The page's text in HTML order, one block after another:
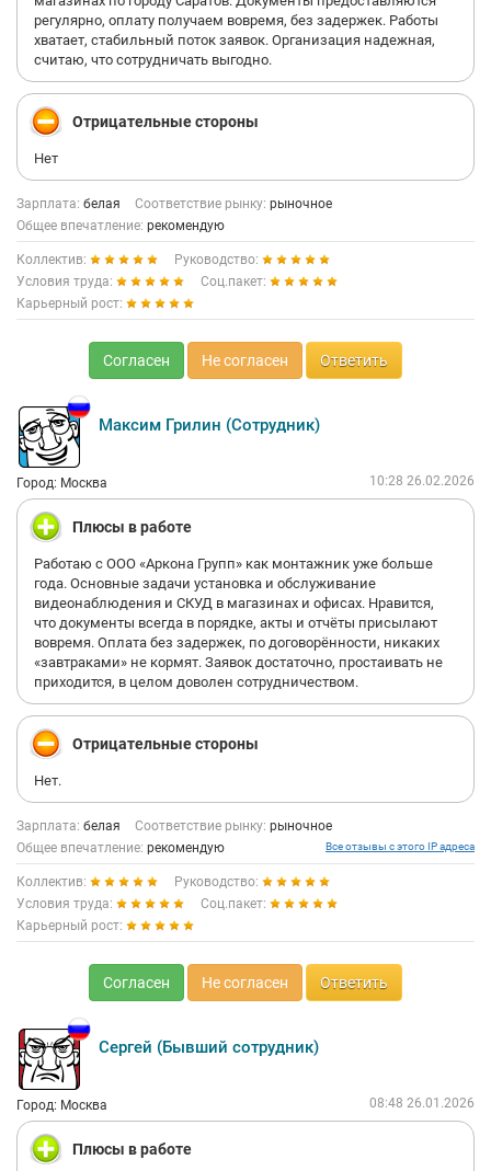
выжимают из них все соки, а затем «кидают» на деньги.
Обходите стороной!
регулярно, оплату получаем вовремя, без задержек. Работы
хватает, стабильный поток заявок. Организация надежная,
считаю, что сотрудничать выгодно.
Отрицательные стороны
Нет
Зарплата: белая Соответствие рынку: рыночное
Общее впечатление: рекомендую
Коллектив:
Руководство:
Условия труда:
Соц.пакет:
Карьерный рост:
Согласен Не согласен Ответить
Максим Грилин (Сотрудник)
Город: Москва 10:28 26.02.2026
Плюсы в работе
Работаю с ООО «Аркона Групп» как монтажник уже больше
года. Основные задачи установка и обслуживание
видеонаблюдения и СКУД в магазинах и офисах. Нравится,
что документы всегда в порядке, акты и отчёты присылают
вовремя. Оплата без задержек, по договорённости, никаких
«завтраками» не кормят. Заявок достаточно, простаивать не
приходится, в целом доволен сотрудничеством.
Отрицательные стороны
Нет.
Зарплата: белая Соответствие рынку: рыночное
Общее впечатление: рекомендую Все отзывы с этого IP адреса
Коллектив:
Руководство:
Условия труда:
Соц.пакет:
Карьерный рост:
Согласен Не согласен Ответить
Сергей (Бывший сотрудник)
Город: Москва 08:48 26.01.2026
Плюсы в работе